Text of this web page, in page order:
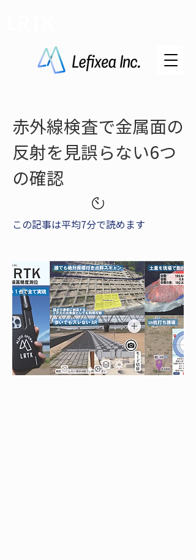
赤外線検査で金属面の
反射を見誤らない6つ
の確認
この記事は平均7分で読めます